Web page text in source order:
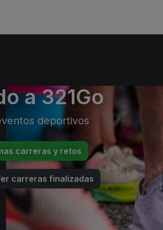
a 321Go
deportivos
carreras y retos
carreras finalizadas